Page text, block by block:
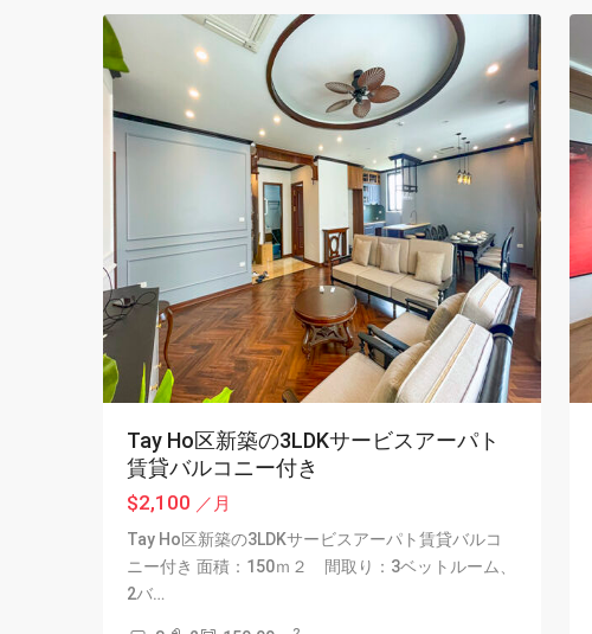
Tay Ho区新築の3LDKサービスアーパト
賃貸バルコニー付き
$2,100 ／月
Tay Ho区新築の3LDKサービスアーパト賃貸バルコ
ニー付き 面積：150ｍ２ 間取り：3ベットルーム、
2バ…